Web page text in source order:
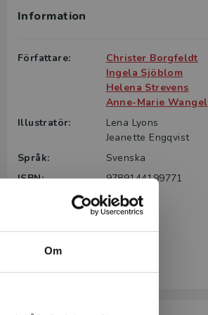
Om
till boken
för din
kontakta
gäller
Information
Författare:
Christer Borgfeldt
Ingela Sjöblom
Helena Strevens
Anne-Marie Wangel
Illustratör:
Lena Lyons
Jeanette Engqvist
Språk:
Svenska
ISBN:
9789144199771
Utgivningsår:
1990
2025